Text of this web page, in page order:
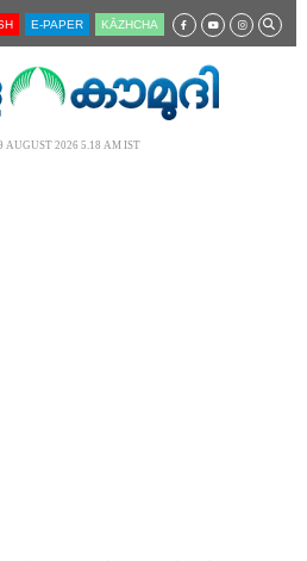
E-PAPER KĀZHCHA
AUGUST 2026 5.18 AM IST